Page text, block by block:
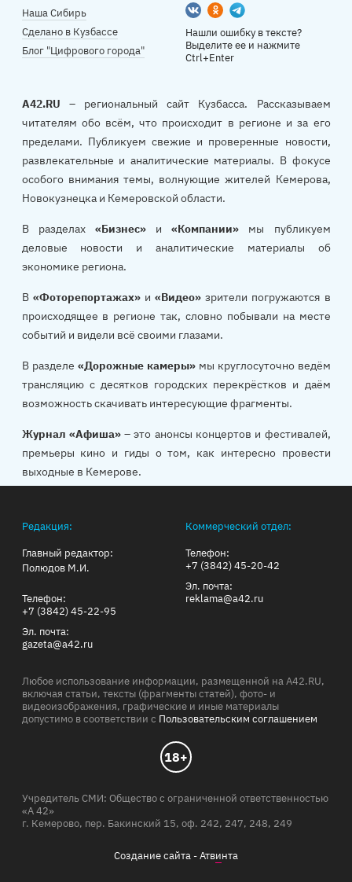
Наша Сибирь
Сделано в Кузбассе
Блог "Цифрового города"
Вконтакте
Одноклассники
Telegram
Нашли ошибку в тексте?
Выделите ее и нажмите
Ctrl+Enter
A42.RU – региональный сайт Кузбасса. Рассказываем
читателям обо всём, что происходит в регионе и за его
пределами. Публикуем свежие и проверенные новости,
развлекательные и аналитические материалы. В фокусе
особого внимания темы, волнующие жителей Кемерова,
Новокузнецка и Кемеровской области.
В разделах «Бизнес»и«Компании» мы публикуем
деловые новости и аналитические материалы об
экономике региона.
В «Фоторепортажах»и«Видео» зрители погружаются в
происходящее в регионе так, словно побывали на месте
событий и видели всё своими глазами.
В разделе «Дорожные камеры»мы круглосуточно ведём
трансляцию с десятков городских перекрёстков и даём
возможность скачивать интересующие фрагменты.
Журнал «Афиша»– это анонсы концертов и фестивалей,
премьеры кино и гиды о том, как интересно провести
выходные в Кемерове.
Редакция:
Главный редактор:
Полюдов М.И.
Телефон:
+7 (3842) 45-22-95
Эл. почта:
gazeta@a42.ru
Коммерческий отдел:
Телефон:
+7 (3842) 45-20-42
Эл. почта:
reklama@a42.ru
Любое использование информации, размещенной на A42.RU,
включая статьи, тексты (фрагменты статей), фото- и
видеоизображения, графические и иные материалы
допустимо в соответствии с Пользовательским соглашением
18+
Учредитель СМИ: Общество с ограниченной ответственностью
«А 42»
г. Кемерово, пер. Бакинский 15, оф. 242, 247, 248, 249
Создание сайта -Атвинта